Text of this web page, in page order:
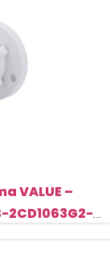
VALUE –
2CD1063G2-